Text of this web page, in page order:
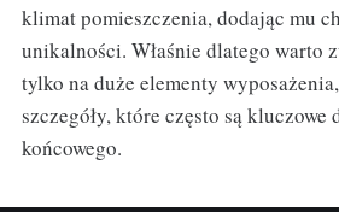
klimat pomieszczenia, dodając mu
unikalności. Właśnie dlatego warto
tylko na duże elementy
szczegóły, które często są kluczowe
końcowego.